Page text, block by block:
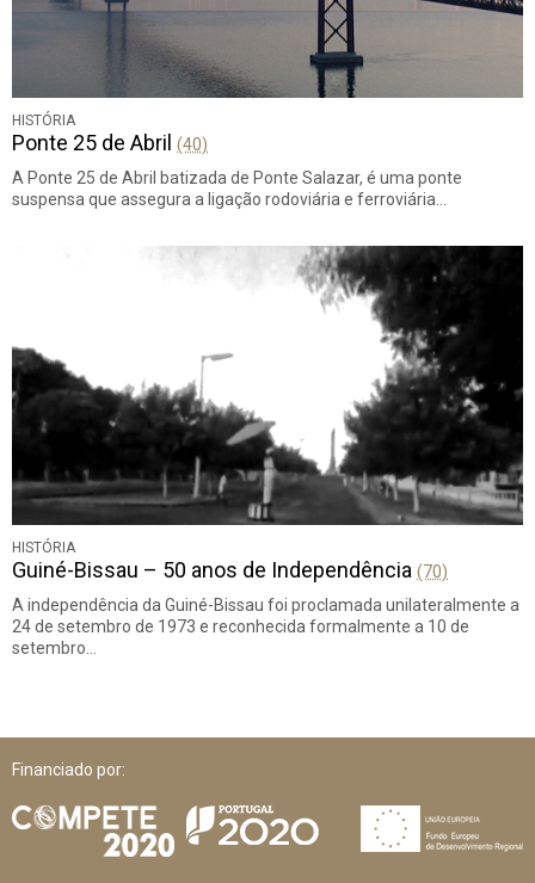
HISTÓRIA
Ponte 25 de Abril (40)
A Ponte 25 de Abril batizada de Ponte Salazar, é uma ponte
suspensa que assegura a ligação rodoviária e ferroviária…
HISTÓRIA
Guiné-Bissau – 50 anos de Independência (70)
A independência da Guiné-Bissau foi proclamada unilateralmente a
24 de setembro de 1973 e reconhecida formalmente a 10 de
setembro…
Financiado por: